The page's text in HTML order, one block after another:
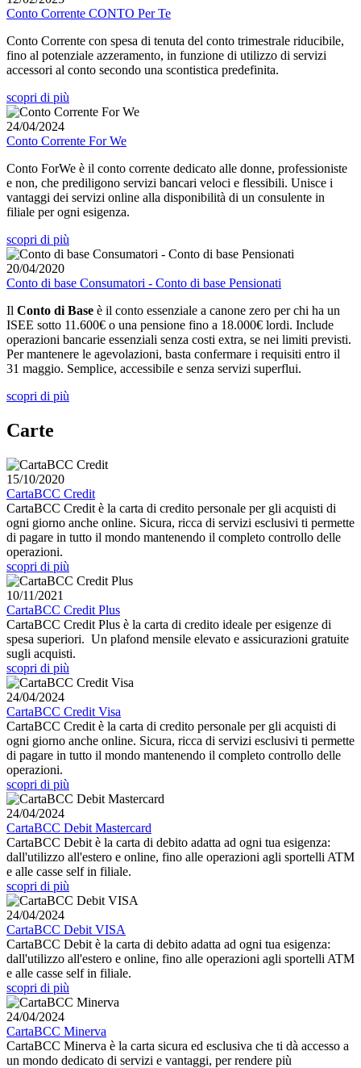
Conto Corrente CONTO Per Te
Conto Corrente con spesa di tenuta del conto trimestrale riducibile,
fino al potenziale azzeramento, in funzione di utilizzo di servizi
accessori al conto secondo una scontistica predefinita.
scopri di più
24/04/2024
Conto Corrente For We
Conto ForWe è il conto corrente dedicato alle donne, professioniste
e non, che prediligono servizi bancari veloci e flessibili. Unisce i
vantaggi dei servizi online alla disponibilità di un consulente in
filiale per ogni esigenza.
scopri di più
20/04/2020
Conto di base Consumatori - Conto di base Pensionati
Il Conto di Base è il conto essenziale a canone zero per chi ha un
ISEE sotto 11.600€ o una pensione fino a 18.000€ lordi. Include
operazioni bancarie essenziali senza costi extra, se nei limiti previsti.
Per mantenere le agevolazioni, basta confermare i requisiti entro il
31 maggio. Semplice, accessibile e senza servizi superflui.
scopri di più
Carte
15/10/2020
CartaBCC Credit
CartaBCC Credit è la carta di credito personale per gli acquisti di
ogni giorno anche online. Sicura, ricca di servizi esclusivi ti permette
di pagare in tutto il mondo mantenendo il completo controllo delle
operazioni.
scopri di più
10/11/2021
CartaBCC Credit Plus
CartaBCC Credit Plus è la carta di credito ideale per esigenze di
spesa superiori. Un plafond mensile elevato e assicurazioni gratuite
sugli acquisti.
scopri di più
24/04/2024
CartaBCC Credit Visa
CartaBCC Credit è la carta di credito personale per gli acquisti di
ogni giorno anche online. Sicura, ricca di servizi esclusivi ti permette
di pagare in tutto il mondo mantenendo il completo controllo delle
operazioni.
scopri di più
24/04/2024
CartaBCC Debit Mastercard
CartaBCC Debit è la carta di debito adatta ad ogni tua esigenza:
dall'utilizzo all'estero e online, fino alle operazioni agli sportelli ATM
e alle casse self in filiale.
scopri di più
24/04/2024
CartaBCC Debit VISA
CartaBCC Debit è la carta di debito adatta ad ogni tua esigenza:
dall'utilizzo all'estero e online, fino alle operazioni agli sportelli ATM
e alle casse self in filiale.
scopri di più
24/04/2024
CartaBCC Minerva
CartaBCC Minerva è la carta sicura ed esclusiva che ti dà accesso a
un mondo dedicato di servizi e vantaggi, per rendere più